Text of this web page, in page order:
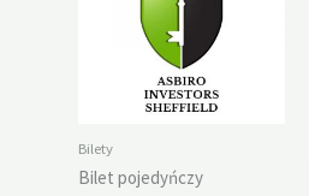
Bilety
Bilet pojedyńczy